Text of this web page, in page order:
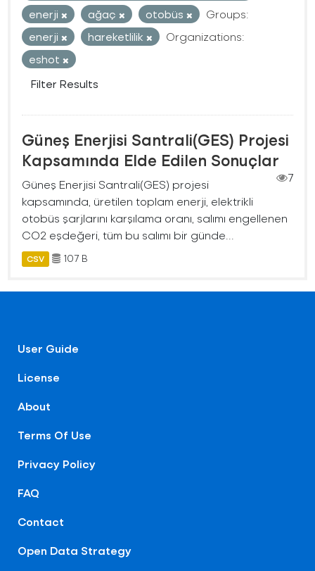
enerji
ağaç otobüs
Groups:
enerji
hareketlilik
Organizations:
eshot
Filter Results
Güneş Enerjisi Santrali(GES) Projesi
Kapsamında Elde Edilen Sonuçlar
7
Güneş Enerjisi Santrali(GES) projesi
kapsamında, üretilen toplam enerji, elektrikli
otobüs şarjlarını karşılama oranı, salımı engellenen
CO2 eşdeğeri, tüm bu salımı bir günde...
CSV 107 B
User Guide
License
About
Terms Of Use
Privacy Policy
FAQ
Contact
Open Data Strategy